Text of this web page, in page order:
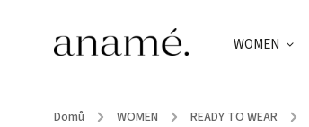
WOMEN
Domů / WOMEN / READY TO WEAR /